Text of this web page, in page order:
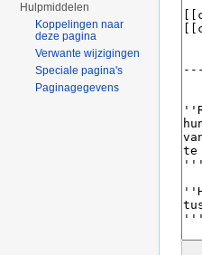
Hulpmiddelen
Koppelingen naar
deze pagina
Verwante wijzigingen
Speciale pagina's
Paginagegevens